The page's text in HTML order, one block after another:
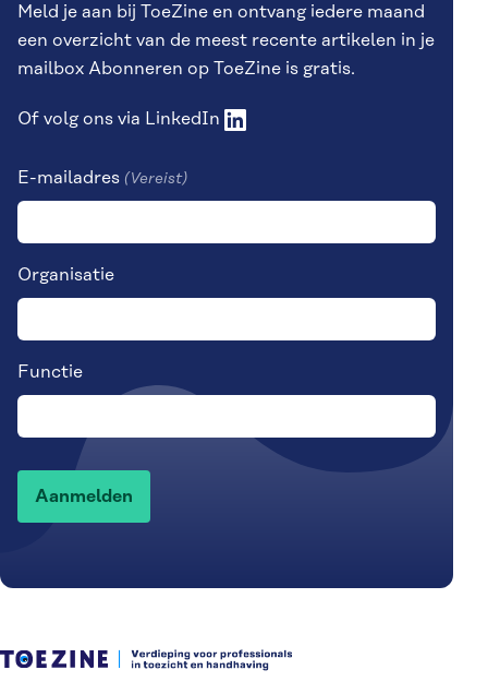
Meld je aan bij ToeZine en ontvang iedere maand
een overzicht van de meest recente artikelen in je
mailbox Abonneren op ToeZine is gratis.
Of volg ons via LinkedIn
E-mailadres (Vereist)
Organisatie
Functie